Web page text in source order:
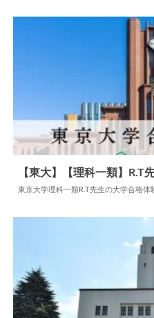
【東大】【理科一類】R.T
東京大学理科一類R.T先生の大学合格体